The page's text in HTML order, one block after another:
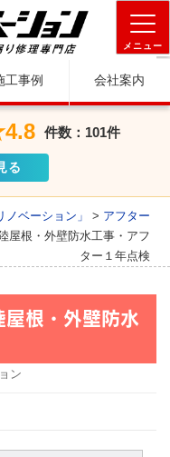
メニュー
工事例 会社案内
件数：101件
る
ベーション」 > アフター
屋根・外壁防水工事・アフ
ター１年点検
根・外壁防水
ン